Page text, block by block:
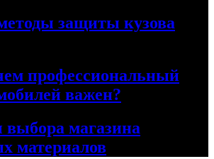
защиты кузова
профессиональный
важен?
выбора магазина
материалов